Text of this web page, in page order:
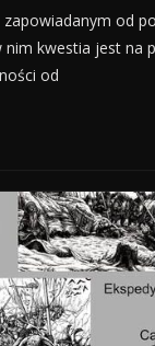
od
nim kwestia jest na
od